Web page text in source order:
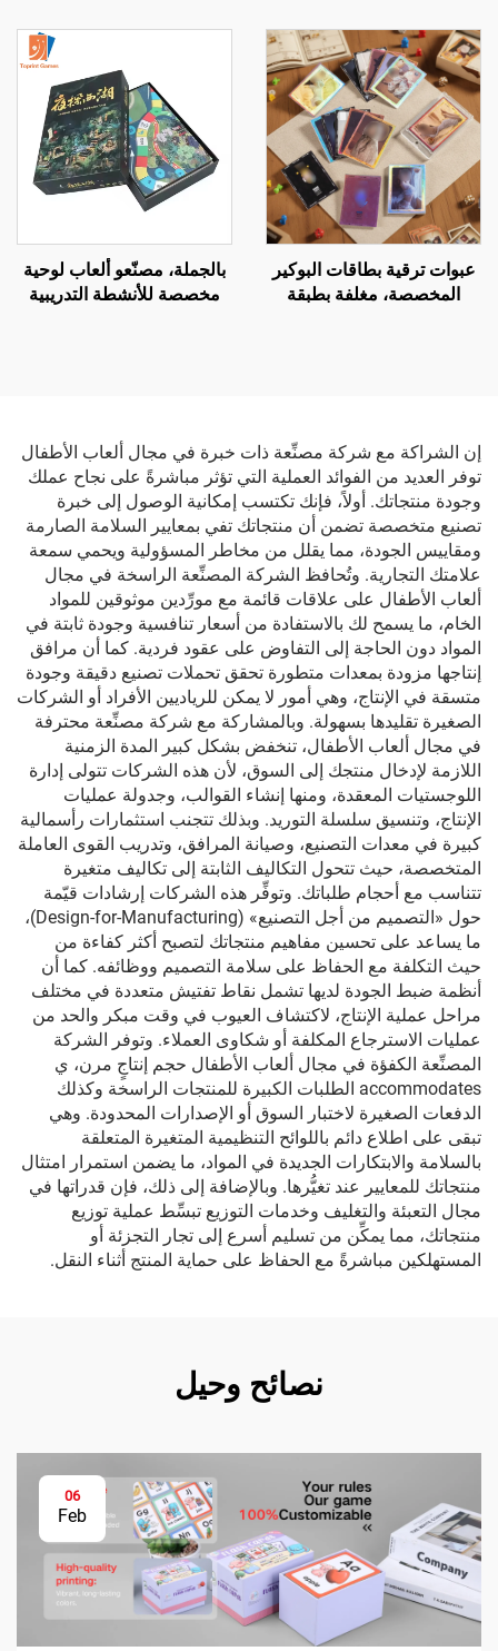
الطلب مع شعار خاص
وتصاميم شخصية حسب طلب
العميل (OEM)
عبوات ترقية بطاقات البوكير
المخصصة، مغلفة بطبقة
بالجملة، مصنّعو ألعاب لوحية
مخصصة للأنشطة التدريبية
إن الشراكة مع شركة مصنِّعة ذات خبرة في مجال ألعاب الأطفال
توفر العديد من الفوائد العملية التي تؤثر مباشرةً على نجاح عملك
وجودة منتجاتك. أولاً، فإنك تكتسب إمكانية الوصول إلى خبرة
تصنيع متخصصة تضمن أن منتجاتك تفي بمعايير السلامة الصارمة
ومقاييس الجودة، مما يقلل من مخاطر المسؤولية ويحمي سمعة
علامتك التجارية. وتُحافظ الشركة المصنِّعة الراسخة في مجال
ألعاب الأطفال على علاقات قائمة مع مورِّدين موثوقين للمواد
الخام، ما يسمح لك بالاستفادة من أسعار تنافسية وجودة ثابتة في
المواد دون الحاجة إلى التفاوض على عقود فردية. كما أن مرافق
إنتاجها مزودة بمعدات متطورة تحقق تحملات تصنيع دقيقة وجودة
متسقة في الإنتاج، وهي أمور لا يمكن للرياديين الأفراد أو الشركات
الصغيرة تقليدها بسهولة. وبالمشاركة مع شركة مصنِّعة محترفة
في مجال ألعاب الأطفال، تنخفض بشكل كبير المدة الزمنية
اللازمة لإدخال منتجك إلى السوق، لأن هذه الشركات تتولى إدارة
اللوجستيات المعقدة، ومنها إنشاء القوالب، وجدولة عمليات
الإنتاج، وتنسيق سلسلة التوريد. وبذلك تتجنب استثمارات رأسمالية
كبيرة في معدات التصنيع، وصيانة المرافق، وتدريب القوى العاملة
المتخصصة، حيث تتحول التكاليف الثابتة إلى تكاليف متغيرة
تتناسب مع أحجام طلباتك. وتوفِّر هذه الشركات إرشادات قيّمة
حول «التصميم من أجل التصنيع» (Design-for-Manufacturing)،
ما يساعد على تحسين مفاهيم منتجاتك لتصبح أكثر كفاءة من
حيث التكلفة مع الحفاظ على سلامة التصميم ووظائفه. كما أن
أنظمة ضبط الجودة لديها تشمل نقاط تفتيش متعددة في مختلف
مراحل عملية الإنتاج، لاكتشاف العيوب في وقت مبكر والحد من
عمليات الاسترجاع المكلفة أو شكاوى العملاء. وتوفر الشركة
المصنِّعة الكفؤة في مجال ألعاب الأطفال حجم إنتاجٍ مرن، ي
accommodates الطلبات الكبيرة للمنتجات الراسخة وكذلك
الدفعات الصغيرة لاختبار السوق أو الإصدارات المحدودة. وهي
تبقى على اطلاع دائم باللوائح التنظيمية المتغيرة المتعلقة
بالسلامة والابتكارات الجديدة في المواد، ما يضمن استمرار امتثال
منتجاتك للمعايير عند تغيُّرها. وبالإضافة إلى ذلك، فإن قدراتها في
مجال التعبئة والتغليف وخدمات التوزيع تبسِّط عملية توزيع
منتجاتك، مما يمكِّن من تسليم أسرع إلى تجار التجزئة أو
المستهلكين مباشرةً مع الحفاظ على حماية المنتج أثناء النقل.
نصائح وحيل
06
Feb